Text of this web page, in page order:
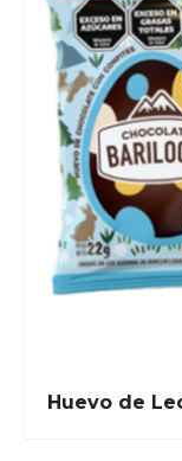
Huevo de